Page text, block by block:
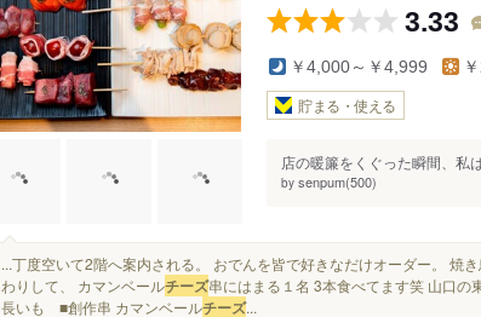
3.33
￥4,000～￥4,999
貯まる・使える
店の暖簾をくぐった瞬間、私
by senpum(500)
...丁度空いて2階へ案内される。 おでんを皆で好きなだけオーダー。 焼き
わりして、 カマンベールチーズ串にはまる１名 3本食べてます笑 山口
長いも ■創作串 カマンベールチーズ...